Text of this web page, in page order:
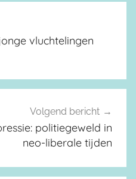
vluchtelingen
Volgend bericht
politiegeweld in
neo-liberale tijden